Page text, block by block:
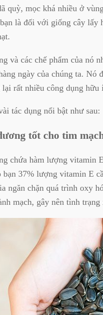
quỳ, mọc khá nhiều ở
là đối với giống cây lấy
và các chế phẩm của nó
ngày của chúng ta.
rất nhiều công dụng
tác dụng nổi bật như sau:
tốt cho tim
chứa hàm lượng vitamin
bạn 37% lượng vitamin E
ngăn chặn quá trình oxy
mạch, gây nên tình